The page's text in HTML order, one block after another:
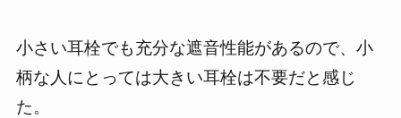
小さい耳栓でも充分な遮音性能があるので、小
柄な人にとっては大きい耳栓は不要だと感じ
た。